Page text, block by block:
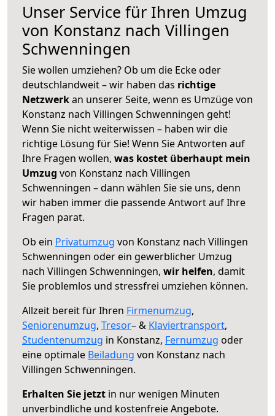
Unser Service für Ihren Umzug
von Konstanz nach Villingen
Schwenningen
Sie wollen umziehen? Ob um die Ecke oder
deutschlandweit – wir haben das richtige
Netzwerkan unserer Seite, wenn es Umzüge von
Konstanz nach Villingen Schwenningen geht!
Wenn Sie nicht weiterwissen – haben wir die
richtige Lösung für Sie! Wenn Sie Antworten auf
Ihre Fragen wollen, was kostet überhaupt mein
Umzug von Konstanz nach Villingen
Schwenningen – dann wählen Sie sie uns, denn
wir haben immer die passende Antwort auf Ihre
Fragen parat.
Ob ein Privatumzug von Konstanz nach Villingen
Schwenningen oder ein gewerblicher Umzug
nach Villingen Schwenningen, wir helfen, damit
Sie problemlos und stressfrei umziehen können.
Allzeit bereit für Ihren Firmenumzug,
Seniorenumzug, Tresor– & Klaviertransport,
Studentenumzug in Konstanz, Fernumzug oder
eine optimale Beiladung von Konstanz nach
Villingen Schwenningen.
Erhalten Sie jetzt in nur wenigen Minuten
unverbindliche und kostenfreie Angebote.